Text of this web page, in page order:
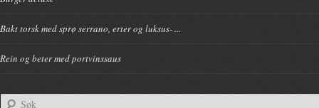
Bakt torsk med sprø serrano, erter og luksus- ...
Rein og beter med portvinssaus